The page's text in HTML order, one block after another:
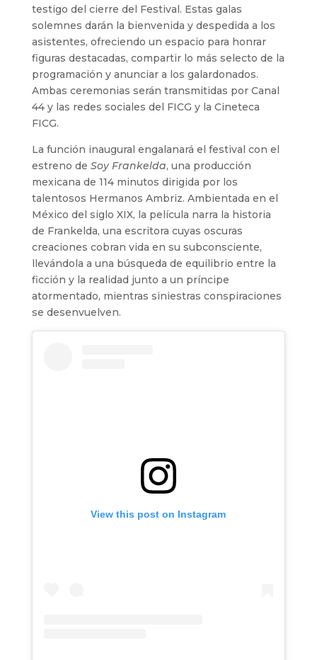
testigo del cierre del Festival. Estas galas
solemnes darán la bienvenida y despedida a los
asistentes, ofreciendo un espacio para honrar
figuras destacadas, compartir lo más selecto de la
programación y anunciar a los galardonados.
Ambas ceremonias serán transmitidas por Canal
44 y las redes sociales del FICG y la Cineteca
FICG.
La función inaugural engalanará el festival con el
estreno de Soy Frankelda, una producción
mexicana de 114 minutos dirigida por los
talentosos Hermanos Ambriz. Ambientada en el
México del siglo XIX, la película narra la historia
de Frankelda, una escritora cuyas oscuras
creaciones cobran vida en su subconsciente,
llevándola a una búsqueda de equilibrio entre la
ficción y la realidad junto a un príncipe
atormentado, mientras siniestras conspiraciones
se desenvuelven.
View this post on Instagram